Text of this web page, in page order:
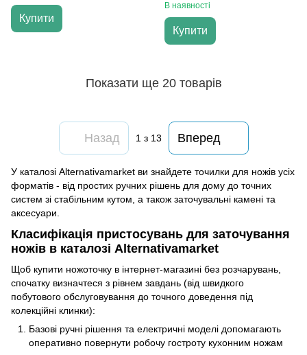
Купити
В наявності
Купити
Показати ще 20 товарів
Назад 1 з 13 Вперед
У каталозі Alternativamarket ви знайдете точилки для ножів усіх
форматів - від простих ручних рішень для дому до точних
систем зі стабільним кутом, а також заточувальні камені та
аксесуари.
Класифікація пристосувань для заточування
ножів в каталозі Alternativamarket
Щоб купити ножоточку в інтернет-магазині без розчарувань,
спочатку визначтеся з рівнем завдань (від швидкого
побутового обслуговування до точного доведення під
колекційні клинки):
Базові ручні рішення та електричні моделі допомагають
оперативно повернути робочу гостроту кухонним ножам